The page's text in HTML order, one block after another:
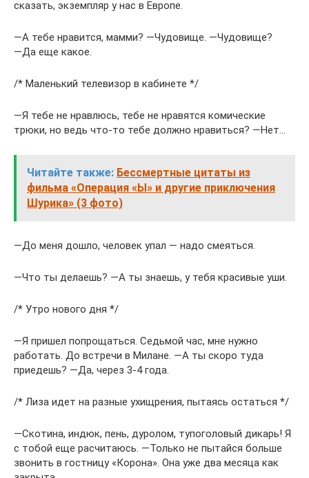
сказать, экземпляр у нас в Европе.
―А тебе нравится, мамми? ―Чудовище. ―Чудовище?
―Да еще какое.
/* Маленький телевизор в кабинете */
―Я тебе не нравлюсь, тебе не нравятся комические
трюки, но ведь что-то тебе должно нравиться? ―Нет…
Читайте также: Бессмертные цитаты из
фильма «Операция «Ы» и другие приключения
Шурика» (3 фото)
―До меня дошло, человек упал — надо смеяться.
―Что ты делаешь? ―А ты знаешь, у тебя красивые уши.
/* Утро нового дня */
―Я пришел попрощаться. Седьмой час, мне нужно
работать. До встречи в Милане. ―А ты скоро туда
приедешь? ―Да, через 3-4 года.
/* Лиза идет на разные ухищрения, пытаясь остаться */
―Скотина, индюк, пень, дуролом, тупоголовый дикарь! Я
с тобой еще расчитаюсь. ―Только не пытайся больше
звонить в гостницу «Корона». Она уже два месяца как